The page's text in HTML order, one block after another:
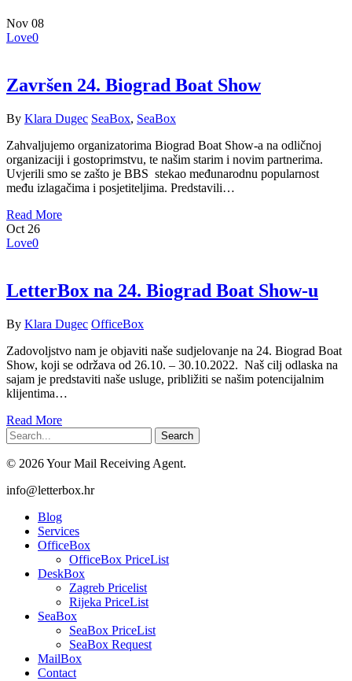
Nov 08
Love0
Završen 24. Biograd Boat Show
By Klara Dugec SeaBox, SeaBox
Zahvaljujemo organizatorima Biograd Boat Show-a na odličnoj
organizaciji i gostoprimstvu, te našim starim i novim partnerima.
Uvjerili smo se zašto je BBS stekao međunarodnu popularnost
među izlagačima i posjetiteljima. Predstavili…
Read More
Oct 26
Love0
LetterBox na 24. Biograd Boat Show-u
By Klara Dugec OfficeBox
Zadovoljstvo nam je objaviti naše sudjelovanje na 24. Biograd Boat
Show, koji se održava od 26.10. – 30.10.2022. Naš cilj odlaska na
sajam je predstaviti naše usluge, približiti se našim potencijalnim
klijentima…
Read More
Search
© 2026 Your Mail Receiving Agent.
Close
info@letterbox.hr
Blog
Services
OfficeBox
OfficeBox PriceList
DeskBox
Zagreb Pricelist
Rijeka PriceList
SeaBox
SeaBox PriceList
SeaBox Request
MailBox
Contact